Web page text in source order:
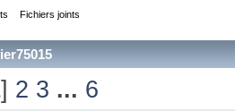
Fichiers joints
] 2 3 ... 6